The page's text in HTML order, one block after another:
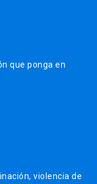
que ponga en
violencia de